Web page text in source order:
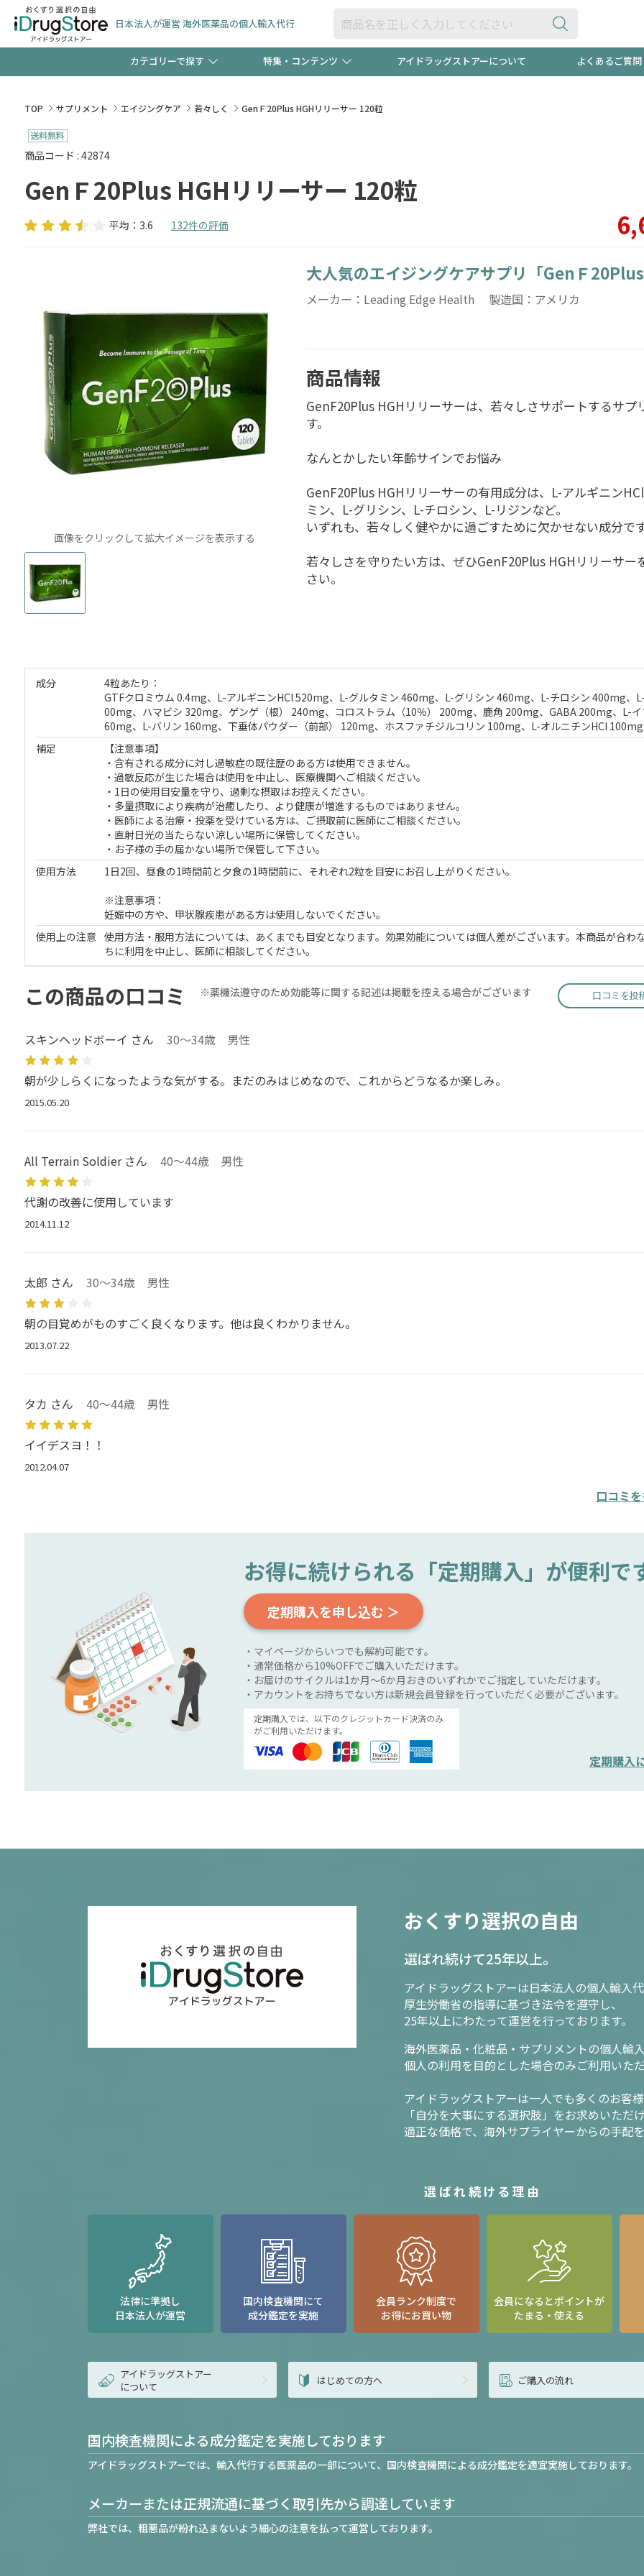
日本法人が運営 海外医薬品の個人輸入代行
カテゴリーで探す
検査キット ペット用品
特集・コンテンツ
【週末限定】新規会員登録ポイント2倍600円分プレ
極冷メントールで、夏の頭皮ストレスを完全リセッ
ト！
当店スタッフが贈る音声プログラム 友だち
アイドラッグストアーについて よくあるご質問
TOP サプリメント エイジングケア 若々しく GenＦ20Plus HGHリリーサー 120粒
商品コード : 42874
GenＦ20Plus HGHリリーサー 120粒
平均：3.6 132件の評価
画像をクリックして拡大イメージを表示する
大人気のエイジングケアサプリ「GenＦ
メーカー：Leading Edge Health 製造国：アメリカ
商品情報
GenF20Plus HGHリリーサーは、若々しさサポートするサプ
す。
なんとかしたい年齢サインでお悩み
GenF20Plus HGHリリーサーの有用成分は、L-アルギニン
ミン、L-グリシン、L-チロシン、L-リジンなど。
いずれも、若々しく健やかに過ごすために欠かせない成分で
若々しさを守りたい方は、ぜひGenF20Plus HGHリリーサー
さい。
成分
4粒あたり：
GTFクロミウム 0.4mg、L-アルギニンHCl 520mg、L-グルタミン 460mg、L-グリシン 460mg、L-チロシン 400mg、
00mg、ハマビシ 320mg、ゲンゲ（根） 240mg、コロストラム（10％） 200mg、鹿角 200mg、GABA 200mg、L-イ
60mg、L-バリン 160mg、下垂体パウダー（前部） 120mg、ホスファチジルコリン 100mg、L-オルニチンHCl 100mg
補足
【注意事項】
・含有される成分に対し過敏症の既往歴のある方は使用できません。
・過敏反応が生じた場合は使用を中止し、医療機関へご相談ください。
・1日の使用目安量を守り、過剰な摂取はお控えください。
・多量摂取により疾病が治癒したり、より健康が増進するものではありません。
・医師による治療・投薬を受けている方は、ご摂取前に医師にご相談ください。
・直射日光の当たらない涼しい場所に保管してください。
・お子様の手の届かない場所で保管して下さい。
使用方法
1日2回、昼食の1時間前と夕食の1時間前に、それぞれ2粒を目安にお召し上がりください。
※注意事項：
妊娠中の方や、甲状腺疾患がある方は使用しないでください。
使用上の注意 使用方法・服用方法については、あくまでも目安となります。効果効能については個人差がございます。本商品が合わ
ちに利用を中止し、医師に相談してください。
この商品の口コミ ※薬機法遵守のため効能等に関する記述は掲載を控える場合がございます 口コミを投
スキンヘッドボーイ さん 30～34歳 男性
朝が少しらくになったような気がする。まだのみはじめなので、これからどうなるか楽しみ。
2015.05.20
All Terrain Soldier さん 40～44歳 男性
代謝の改善に使用しています
2014.11.12
太郎 さん 30～34歳 男性
朝の目覚めがものすごく良くなります。他は良くわかりません。
2013.07.22
タカ さん 40～44歳 男性
イイデスヨ！！
2012.04.07
口コミ
お得に続けられる 「定期購入」が便利で
定期購入を申し込む ＞
・マイページからいつでも解約可能です。
・通常価格から10%OFFでご購入いただけます。
・お届けのサイクルは1か月～6か月おきのいずれかでご指定していただけます。
・アカウントをお持ちでない方は新規会員登録を行っていただく必要がございます。
定期購入では、以下のクレジットカード決済のみ
がご利用いただけます。
定期購入
おくすり選択の自由
選ばれ続けて25年以上。
アイドラッグストアーは日本法人の個人輸入
厚生労働省の指導に基づき法令を遵守し、
25年以上にわたって運営を行っております。
海外医薬品・化粧品・サプリメントの個人輸
個人の利用を目的とした場合のみご利用いた
アイドラッグストアーは一人でも多くのお客
「自分を大事にする選択肢」をお求めいただ
適正な価格で、海外サプライヤーからの手配
選ばれ続ける理由
法律に準拠し
日本法人が運営
国内検査機関にて
成分鑑定を実施
会員ランク制度で
お得にお買い物
会員になるとポイントが
たまる・使える
アイドラッグストアー
について
はじめての方へ ご購入の流れ
国内検査機関による成分鑑定を実施しております
アイドラッグストアーでは、輸入代行する医薬品の一部について、国内検査機関による成分鑑定を適宜実施しております。
メーカーまたは正規流通に基づく取引先から調達しています
弊社では、粗悪品が紛れ込まないよう細心の注意を払って運営しております。